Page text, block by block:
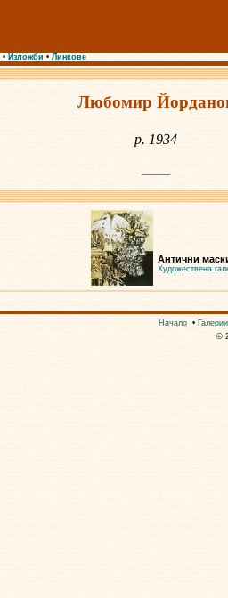
• Изложби • Линкове
Любомир
р. 1934
Антични
Художествена
Начало • Галерии
©